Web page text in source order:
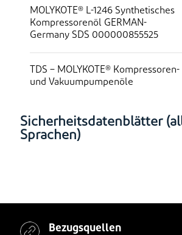
MOLYKOTE® L-1246 Synthetisches
Kompressorenöl GERMAN-
Germany SDS 000000855525
TDS – MOLYKOTE® Kompressoren-
und Vakuumpumpenöle
Sicherheitsdatenblätter
Sprachen)
Bezugsquellen